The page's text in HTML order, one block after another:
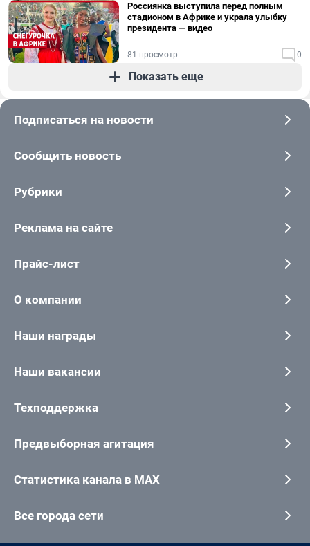
Россиянка выступила перед полным
стадионом в Африке и украла улыбку
президента — видео
81 просмотр 0
Показать еще
Подписаться на новости
Сообщить новость
Рубрики
Реклама на сайте
Прайс-лист
О компании
Наши награды
Наши вакансии
Техподдержка
Предвыборная агитация
Статистика канала в MAX
Все города сети